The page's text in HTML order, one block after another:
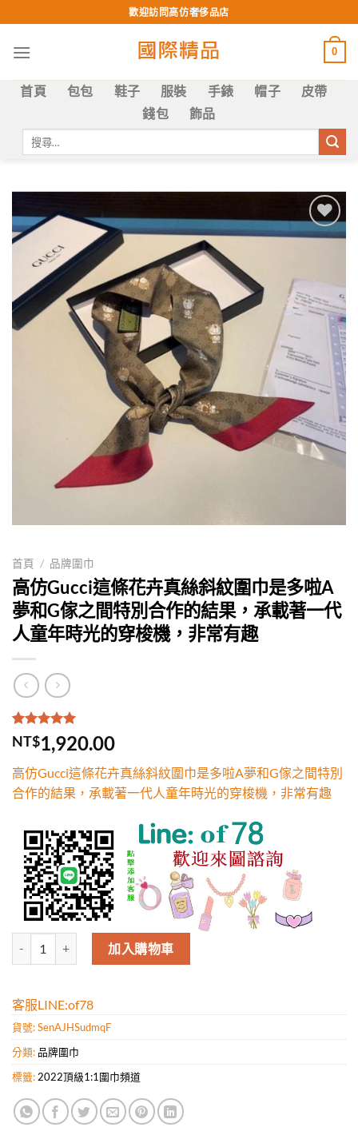
to
content
歡迎訪問高仿奢侈品店
0
首頁 包包 鞋子 服裝 手錶 帽子
皮帶
錢包
飾品
Add to
首頁 / 品牌圍巾
高仿Gucci這條花卉真絲斜紋圍巾是多啦A
夢和G傢之間特別合作的結果，承載著一代
人童年時光的穿梭機，非常有趣
評分5.00/
5，已有
1
位
分
NT$1,920.00
高仿Gucci這條花卉真絲斜紋圍巾是多啦A夢和G傢之間特別
合作的結果，承載著一代人童年時光的穿梭機，非常有趣
高仿Gucci這條花卉真絲斜紋圍巾是多啦A夢和G傢之間特別合作的結
加入購物車
客服LINE:of78
貨號:SenAJHSudmqF
分類: 品牌圍巾
標籤: 2022頂級1:1圍巾頻道